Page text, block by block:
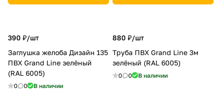
390 ₽/шт
Заглушка желоба Дизайн 135
ПВХ Grand Line зелёный
(RAL 6005)
0 0 В наличии
880 ₽/шт
Труба ПВХ Grand Line 3м
зелёный (RAL 6005)
0 0 В наличии